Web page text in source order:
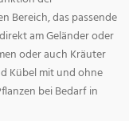
Bereich, das passende
am Geländer oder
oder auch Kräuter
Kübel mit und ohne
bei Bedarf in